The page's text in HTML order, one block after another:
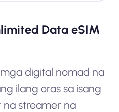
Data eSIM
digital nomad na
ilang oras sa isang
na streamer na